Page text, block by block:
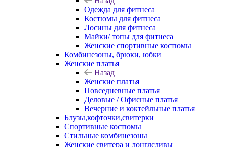
Одежда для фитнеса
Костюмы для фитнеса
Лосины для фитнеса
Майки/ топы для фитнеса
Женские спортивные костюмы
Комбинезоны, брюки, юбки
Женские платья
Назад
Женские платья
Повседневные платья
Деловые / Офисные платья
Вечерние и коктейльные платья
Блузы,кофточки,свитерки
Спортивные костюмы
Стильные комбинезоны
Женские свитера и лонглсливы